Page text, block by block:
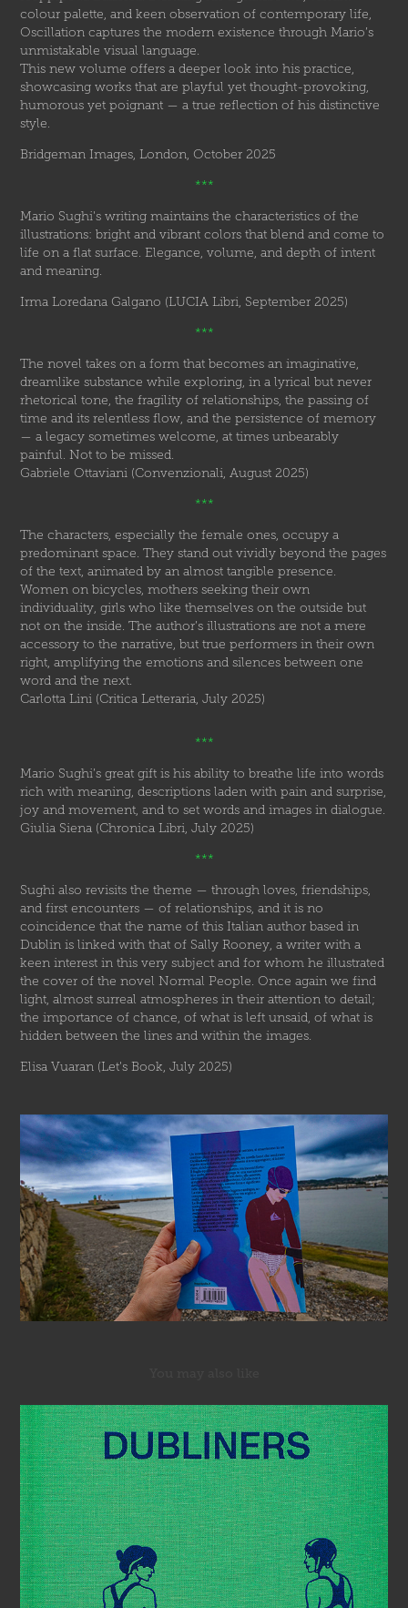
colour palette, and keen observation of contemporary life,
Oscillation captures the modern existence through Mario’s
unmistakable visual language.
This new volume offers a deeper look into his practice,
showcasing works that are playful yet thought-provoking,
humorous yet poignant — a true reflection of his distinctive
style.
Bridgeman Images, London, October 2025
***
Mario Sughi's writing maintains the characteristics of the
illustrations: bright and vibrant colors that blend and come to
life on a flat surface. Elegance, volume, and depth of intent
and meaning.
Irma Loredana Galgano (LUCIA Libri, September 2025)
***
The novel takes on a form that becomes an imaginative,
dreamlike substance while exploring, in a lyrical but never
rhetorical tone, the fragility of relationships, the passing of
time and its relentless flow, and the persistence of memory
— a legacy sometimes welcome, at times unbearably
painful. Not to be missed.
Gabriele Ottaviani (Convenzionali, August 2025)
***
The characters, especially the female ones, occupy a
predominant space. They stand out vividly beyond the pages
of the text, animated by an almost tangible presence.
Women on bicycles, mothers seeking their own
individuality, girls who like themselves on the outside but
not on the inside. The author’s illustrations are not a mere
accessory to the narrative, but true performers in their own
right, amplifying the emotions and silences between one
word and the next.
Carlotta Lini (Critica Letteraria, July 2025)
***
Mario Sughi’s great gift is his ability to breathe life into words
rich with meaning, descriptions laden with pain and surprise,
joy and movement, and to set words and images in dialogue.
Giulia Siena (Chronica Libri, July 2025)
***
Sughi also revisits the theme — through loves, friendships,
and first encounters — of relationships, and it is no
coincidence that the name of this Italian author based in
Dublin is linked with that of Sally Rooney, a writer with a
keen interest in this very subject and for whom he illustrated
the cover of the novel Normal People. Once again we find
light, almost surreal atmospheres in their attention to detail;
the importance of chance, of what is left unsaid, of what is
hidden between the lines and within the images.
Elisa Vuaran (Let's Book, July 2025)